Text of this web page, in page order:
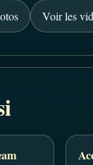
Voir les